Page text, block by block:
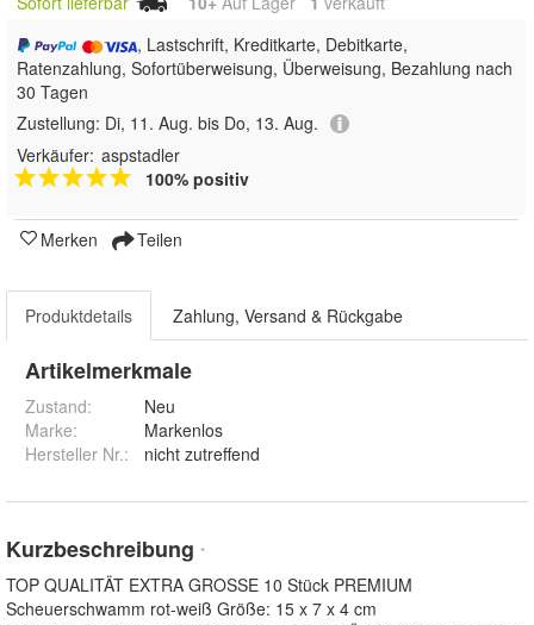
, Lastschrift, Kreditkarte, Debitkarte,
Ratenzahlung, Sofortüberweisung, Überweisung, Bezahlung nach
30 Tagen
Zustellung: Di, 11. Aug. bis Do, 13. Aug.
Verkäufer: aspstadler
100% positiv
Merken Teilen
Produktdetails Zahlung, Versand & Rückgabe
Artikelmerkmale
Zustand:
Neu
Marke:
Markenlos
Hersteller Nr.:
nicht zutreffend
Kurzbeschreibung *
TOP QUALITÄT EXTRA GROSSE 10 Stück PREMIUM
Scheuerschwamm rot-weiß Größe: 15 x 7 x 4 cm